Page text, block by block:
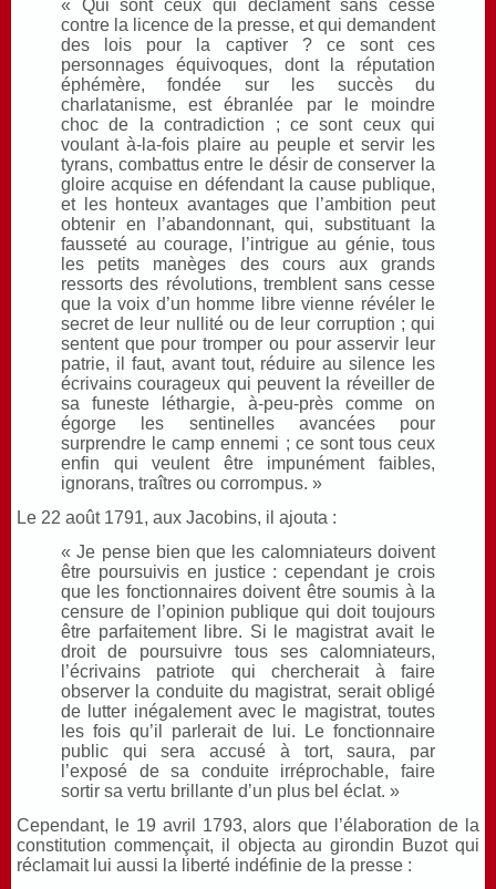
« Qui sont ceux qui déclament sans cesse
contre la licence de la presse, et qui demandent
des lois pour la captiver ? ce sont ces
personnages équivoques, dont la réputation
éphémère, fondée sur les succès du
charlatanisme, est ébranlée par le moindre
choc de la contradiction ; ce sont ceux qui
voulant à-la-fois plaire au peuple et servir les
tyrans, combattus entre le désir de conserver la
gloire acquise en défendant la cause publique,
et les honteux avantages que l’ambition peut
obtenir en l’abandonnant, qui, substituant la
fausseté au courage, l’intrigue au génie, tous
les petits manèges des cours aux grands
ressorts des révolutions, tremblent sans cesse
que la voix d’un homme libre vienne révéler le
secret de leur nullité ou de leur corruption ; qui
sentent que pour tromper ou pour asservir leur
patrie, il faut, avant tout, réduire au silence les
écrivains courageux qui peuvent la réveiller de
sa funeste léthargie, à-peu-près comme on
égorge les sentinelles avancées pour
surprendre le camp ennemi ; ce sont tous ceux
enfin qui veulent être impunément faibles,
ignorans, traîtres ou corrompus. »
Le 22 août 1791, aux Jacobins, il ajouta :
« Je pense bien que les calomniateurs doivent
être poursuivis en justice : cependant je crois
que les fonctionnaires doivent être soumis à la
censure de l’opinion publique qui doit toujours
être parfaitement libre. Si le magistrat avait le
droit de poursuivre tous ses calomniateurs,
l’écrivains patriote qui chercherait à faire
observer la conduite du magistrat, serait obligé
de lutter inégalement avec le magistrat, toutes
les fois qu’il parlerait de lui. Le fonctionnaire
public qui sera accusé à tort, saura, par
l’exposé de sa conduite irréprochable, faire
sortir sa vertu brillante d’un plus bel éclat. »
Cependant, le 19 avril 1793, alors que l’élaboration de la
constitution commençait, il objecta au girondin Buzot qui
réclamait lui aussi la liberté indéfinie de la presse :